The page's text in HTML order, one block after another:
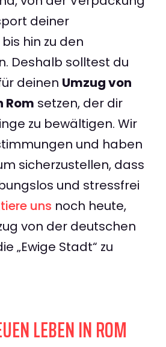
deiner
hin zu den
Deshalb solltest du
deinen Umzug von
Rom setzen, der dir
zu bewältigen. Wir
und haben
sicherzustellen, dass
und stressfrei
uns noch heute,
von der deutschen
„Ewige Stadt“ zu
LEBEN IN ROM